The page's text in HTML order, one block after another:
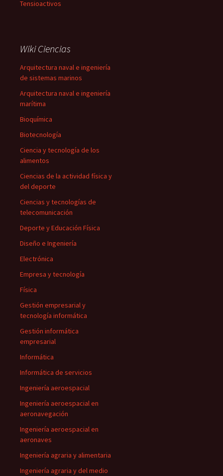
Tensioactivos
Wiki Ciencias
Arquitectura naval e ingeniería
de sistemas marinos
Arquitectura naval e ingeniería
marítima
Bioquímica
Biotecnología
Ciencia y tecnología de los
alimentos
Ciencias de la actividad física y
del deporte
Ciencias y tecnologías de
telecomunicación
Deporte y Educación Física
Diseño e Ingeniería
Electrónica
Empresa y tecnología
Física
Gestión empresarial y
tecnología informática
Gestión informática
empresarial
Informática
Informática de servicios
Ingeniería aeroespacial
Ingeniería aeroespacial en
aeronavegación
Ingeniería aeroespacial en
aeronaves
Ingeniería agraria y alimentaria
Ingeniería agraria y del medio